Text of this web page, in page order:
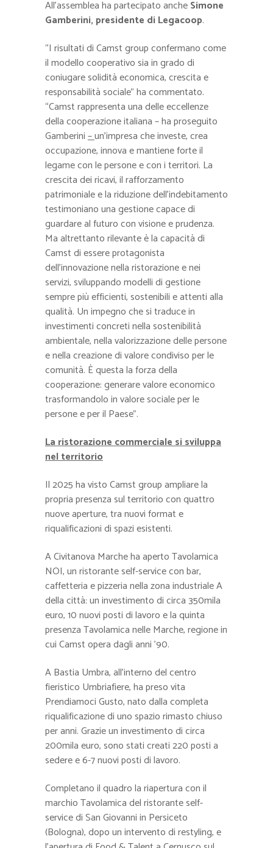
All’assemblea ha partecipato ancheSimone
Gamberini, presidente di Legacoop.
“I risultati di Camst group confermano come
il modello cooperativo sia in grado di
coniugare solidità economica, crescita e
responsabilità sociale” ha commentato.
“Camst rappresenta una delle eccellenze
della cooperazione italiana – ha proseguito
Gamberini–un’impresa che investe, crea
occupazione, innova e mantiene forte il
legame con le persone e con i territori. La
crescita dei ricavi, il rafforzamento
patrimoniale e la riduzione dell’indebitamento
testimoniano una gestione capace di
guardare al futuro con visione e prudenza.
Ma altrettanto rilevante è la capacità di
Camst di essere protagonista
dell’innovazione nella ristorazione e nei
servizi, sviluppando modelli di gestione
sempre più efficienti, sostenibili e attenti alla
qualità. Un impegno che si traduce in
investimenti concreti nella sostenibilità
ambientale, nella valorizzazione delle persone
e nella creazione di valore condiviso per le
comunità. È questa la forza della
cooperazione: generare valore economico
trasformandolo in valore sociale per le
persone e per il Paese”.
La ristorazione commerciale si sviluppa
nel territorio
Il 2025 ha visto Camst group ampliare la
propria presenza sul territorio con quattro
nuove aperture, tra nuovi format e
riqualificazioni di spazi esistenti.
A Civitanova Marche ha aperto Tavolamica
NOI, un ristorante self-service con bar,
caffetteria e pizzeria nella zona industriale A
della città: un investimento di circa 350mila
euro, 10 nuovi posti di lavoro e la quinta
presenza Tavolamica nelle Marche, regione in
cui Camst opera dagli anni ’90.
A Bastia Umbra, all’interno del centro
fieristico Umbriafiere, ha preso vita
Prendiamoci Gusto, nato dalla completa
riqualificazione di uno spazio rimasto chiuso
per anni. Grazie un investimento di circa
200mila euro, sono stati creati 220 posti a
sedere e 6-7 nuovi posti di lavoro.
Completano il quadro la riapertura con il
marchio Tavolamica del ristorante self-
service di San Giovanni in Persiceto
(Bologna), dopo un intervento di restyling, e